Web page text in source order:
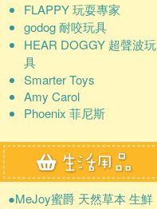
FLAPPY 玩耍專家
godog 耐咬玩具
HEAR DOGGY 超聲波玩
具
Smarter Toys
Amy Carol
Phoenix 菲尼斯
●MeJoy蜜爵 天然草本 生鮮